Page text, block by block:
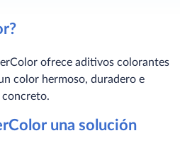
ofrece aditivos colorantes
color hermoso, duradero e
concreto.
una solución